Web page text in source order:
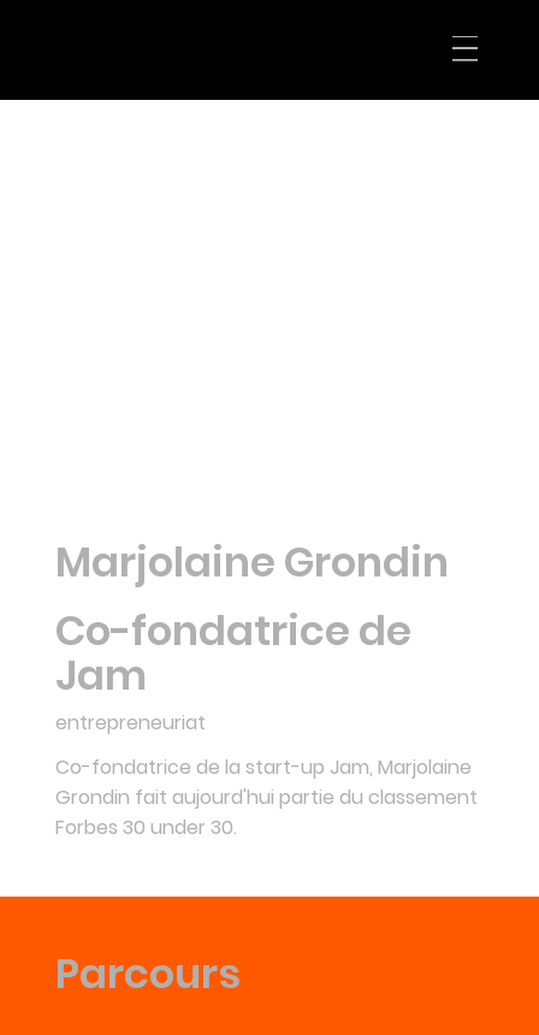
Marjolaine Grondin
Co-fondatrice de
Jam
entrepreneuriat
Co-fondatrice de la start-up Jam, Marjolaine
Grondin fait aujourd'hui partie du classement
Forbes 30 under 30.
Parcours